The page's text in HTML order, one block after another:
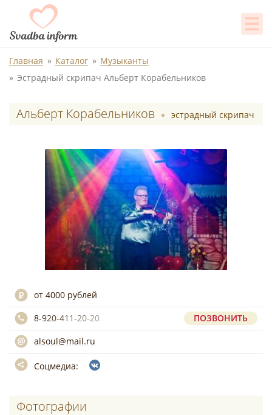
Главная Каталог
Музыканты
Эстрадный скрипач Альберт Корабельников
Альберт Корабельников эстрадный скрипач
от 4000 рублей
8-920-411-20-20
ПОЗВОНИТЬ
alsoul@mail.ru
Соцмедиа:
Фотографии